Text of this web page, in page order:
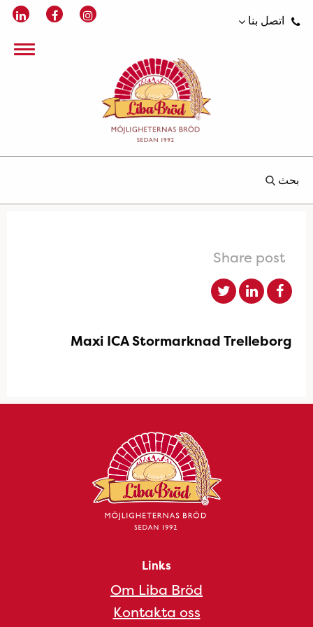
اتصل بنا
بحث
Share post
Maxi ICA Stormarknad Trelleborg
Links
Om Liba Bröd
Kontakta oss